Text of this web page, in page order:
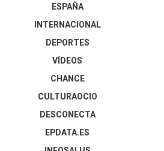
ESPAÑA
INTERNACIONAL
DEPORTES
VÍDEOS
CHANCE
CULTURAOCIO
DESCONECTA
EPDATA.ES